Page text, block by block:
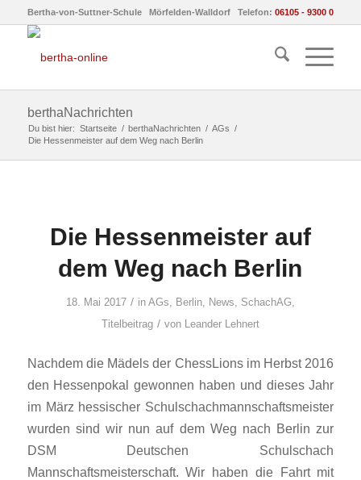
Bertha-von-Suttner-Schule Mörfelden-Walldorf Telefon: 06105 - 9300 0
berthaNachrichten
Du bist hier: Startseite / berthaNachrichten / AGs /
Die Hessenmeister auf dem Weg nach Berlin
Die Hessenmeister auf
dem Weg nach Berlin
18. Mai 2017 / in AGs, Berlin, News, SchachAG,
Titelbeitrag / von Leander Lehnert
Nachdem die Mädels der ChessLions im Herbst 2016
den Hessenpokal gewonnen haben und dieses Jahr
im März hessischer Schulschachmannschaftsmeister
wurden sind wir nun auf dem Weg nach Berlin zur
DSM Deutschen Schulschach
Mannschaftsmeisterschaft. Wir haben die Fahrt mit